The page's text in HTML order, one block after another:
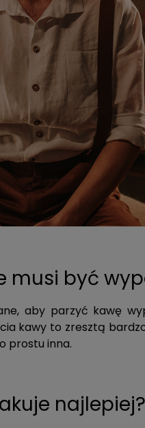
musi być
aby parzyć kawę
kawy to zresztą
prostu inna.
najlepiej?